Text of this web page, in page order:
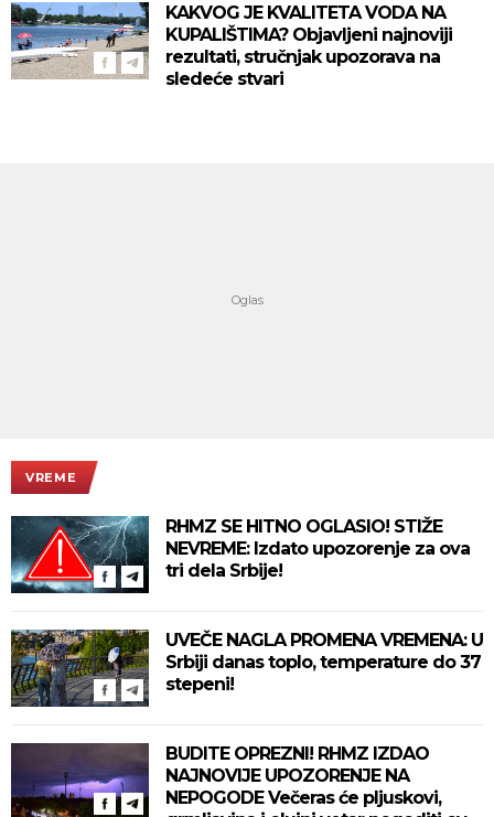
KAKVOG JE KVALITETA VODA NA
KUPALIŠTIMA? Objavljeni najnoviji
rezultati, stručnjak upozorava na
sledeće stvari
VREME
RHMZ SE HITNO OGLASIO! STIŽE
NEVREME: Izdato upozorenje za ova
tri dela Srbije!
UVEČE NAGLA PROMENA VREMENA: U
Srbiji danas toplo, temperature do 37
stepeni!
BUDITE OPREZNI! RHMZ IZDAO
NAJNOVIJE UPOZORENJE NA
NEPOGODE Večeras će pljuskovi,